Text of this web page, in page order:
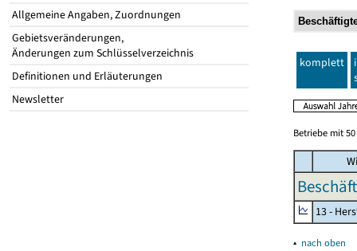
Allgemeine Angaben, Zuordnungen
Gebietsveränderungen,
Änderungen zum Schlüsselverzeichnis
Definitionen und Erläuterungen
Newsletter
komplett
Betriebe mit
13 -
▴ nach oben